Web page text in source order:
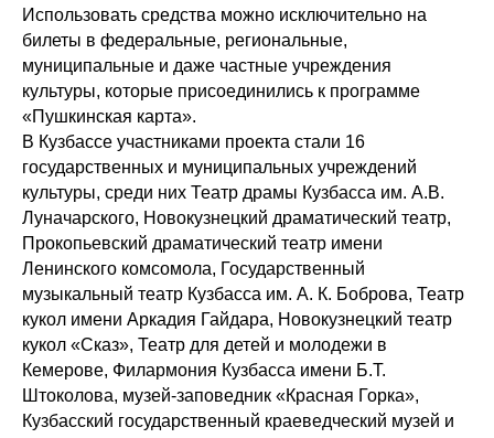
Использовать средства можно исключительно на
билеты в федеральные, региональные,
муниципальные и даже частные учреждения
культуры, которые присоединились к программе
«Пушкинская карта».
В Кузбассе участниками проекта стали 16
государственных и муниципальных учреждений
культуры, среди них Театр драмы Кузбасса им. А.В.
Луначарского, Новокузнецкий драматический театр,
Прокопьевский драматический театр имени
Ленинского комсомола, Государственный
музыкальный театр Кузбасса им. А. К. Боброва, Театр
кукол имени Аркадия Гайдара, Новокузнецкий театр
кукол «Сказ», Театр для детей и молодежи в
Кемерове, Филармония Кузбасса имени Б.Т.
Штоколова, музей-заповедник «Красная Горка»,
Кузбасский государственный краеведческий музей и